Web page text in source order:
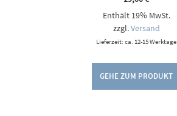
Enthält 19% MwSt.
zzgl.Versand
Lieferzeit: ca. 12-15 Werktage
GEHE ZUM PRODUKT